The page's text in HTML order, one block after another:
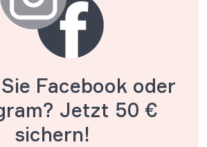
Facebook oder
Jetzt 50 €
sichern!